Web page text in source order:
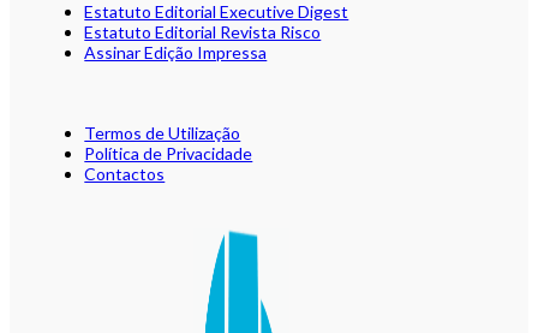
Estatuto Editorial Executive Digest
Estatuto Editorial Revista Risco
Assinar Edição Impressa
Termos de Utilização
Política de Privacidade
Contactos